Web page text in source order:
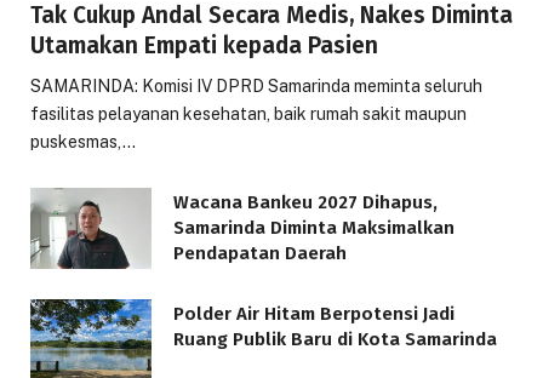
Tak Cukup Andal Secara Medis, Nakes Diminta
Utamakan Empati kepada Pasien
SAMARINDA: Komisi IV DPRD Samarinda meminta seluruh
fasilitas pelayanan kesehatan, baik rumah sakit maupun
puskesmas,…
Wacana Bankeu 2027 Dihapus,
Samarinda Diminta Maksimalkan
Pendapatan Daerah
Polder Air Hitam Berpotensi Jadi
Ruang Publik Baru di Kota Samarinda